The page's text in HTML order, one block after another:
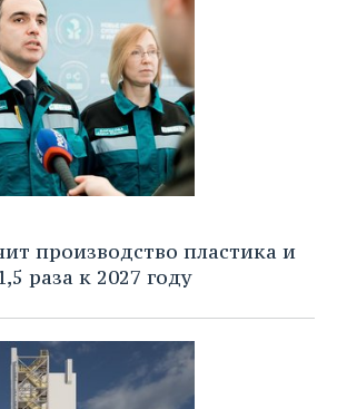
производство пластика и
раза к 2027 году